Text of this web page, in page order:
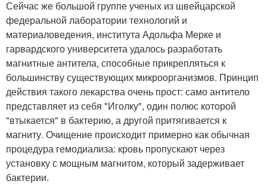
Сейчас же большой группе ученых из швейцарской
федеральной лаборатории технологий и
материаловедения, института Адольфа Мерке и
гарвардского университета удалось разработать
магнитные антитела, способные прикрепляться к
большинству существующих микроорганизмов. Принцип
действия такого лекарства очень прост: само антитело
представляет из себя "Иголку", один полюс которой
"втыкается" в бактерию, а другой притягивается к
магниту. Очищение происходит примерно как обычная
процедура гемодиализа: кровь пропускают через
установку с мощным магнитом, который задерживает
бактерии.